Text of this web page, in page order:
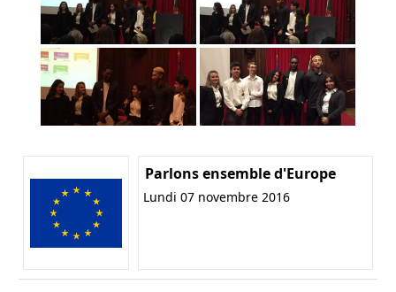
Parlons ensemble d'Europe
Lundi 07 novembre 2016